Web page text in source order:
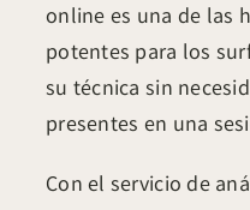
online es una de las
potentes para los
su técnica sin
presentes en una
Con el servicio de